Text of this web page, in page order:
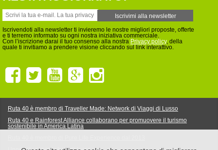
Iscrivendoti alla newsletter ti invieremo le nostre migliori proposte, offerte
e ti terremo informato su ogni nostra iniziativa commerciale.
Con l’iscrizione darai il tuo consenso alla nostra Privacy policy, della
quale ti invitiamo a prendere visione cliccando sul link interattivo.
Ruta 40 è membro di Traveller Made: Network di Viaggi di Lusso
Ruta 40 e Rainforest Alliance collaborano per promuovere il turismo
sostenibile in America Latina